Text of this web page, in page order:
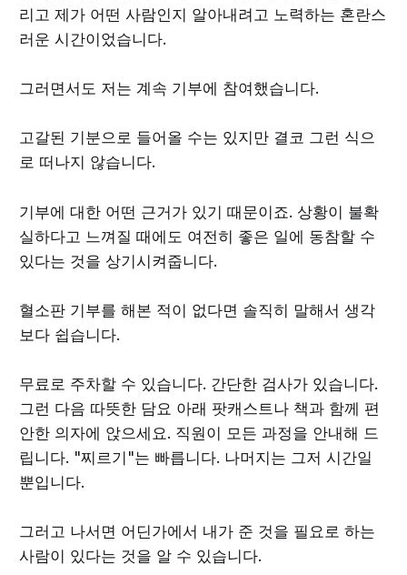
리고 제가 어떤 사람인지 알아내려고 노력하는 혼란스
러운 시간이었습니다.
그러면서도 저는 계속 기부에 참여했습니다.
고갈된 기분으로 들어올 수는 있지만 결코 그런 식으
로 떠나지 않습니다.
기부에 대한 어떤 근거가 있기 때문이죠. 상황이 불확
실하다고 느껴질 때에도 여전히 좋은 일에 동참할 수
있다는 것을 상기시켜줍니다.
혈소판 기부를 해본 적이 없다면 솔직히 말해서 생각
보다 쉽습니다.
무료로 주차할 수 있습니다. 간단한 검사가 있습니다.
그런 다음 따뜻한 담요 아래 팟캐스트나 책과 함께 편
안한 의자에 앉으세요. 직원이 모든 과정을 안내해 드
립니다. "찌르기"는 빠릅니다. 나머지는 그저 시간일
뿐입니다.
그러고 나서면 어딘가에서 내가 준 것을 필요로 하는
사람이 있다는 것을 알 수 있습니다.